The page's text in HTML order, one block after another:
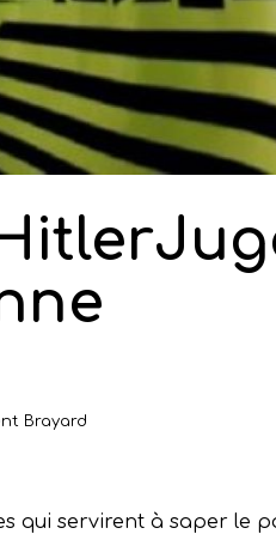
Brayard
qui servirent à saper le